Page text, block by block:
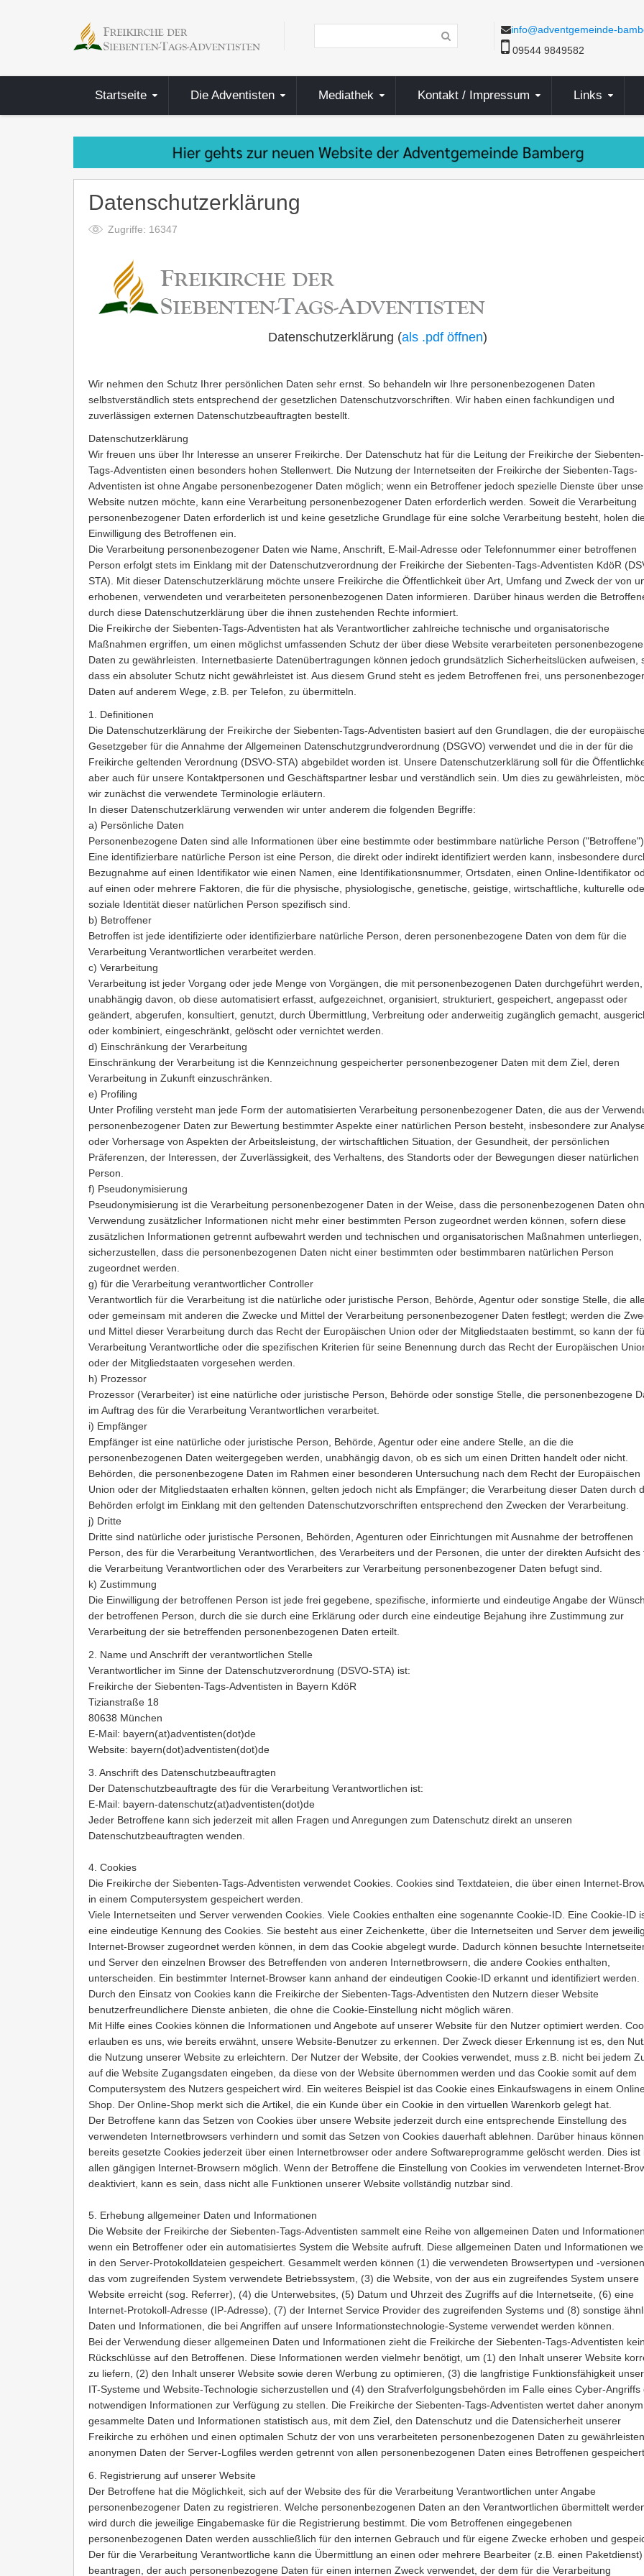
info@adventgemeinde-
09544 9849582
Startseite Die Adventisten Mediathek Kontakt / Impressum Links
Datenschutzerklärung
Zugriffe: 16347
Datenschutzerklärung (als .pdf öffnen)
Wir nehmen den Schutz Ihrer persönlichen Daten sehr ernst. So behandeln wir Ihre personenbezogenen Daten
selbstverständlich stets entsprechend der gesetzlichen Datenschutzvorschriften. Wir haben einen fachkundigen und
zuverlässigen externen Datenschutzbeauftragten bestellt.
Datenschutzerklärung
Wir freuen uns über Ihr Interesse an unserer Freikirche. Der Datenschutz hat für die Leitung der Freikirche der Siebenten-
Tags-Adventisten einen besonders hohen Stellenwert. Die Nutzung der Internetseiten der Freikirche der Siebenten-Tags-
Adventisten ist ohne Angabe personenbezogener Daten möglich; wenn ein Betroffener jedoch spezielle Dienste über
Website nutzen möchte, kann eine Verarbeitung personenbezogener Daten erforderlich werden. Soweit die Verarbeitung
personenbezogener Daten erforderlich ist und keine gesetzliche Grundlage für eine solche Verarbeitung besteht, holen
Einwilligung des Betroffenen ein.
Die Verarbeitung personenbezogener Daten wie Name, Anschrift, E-Mail-Adresse oder Telefonnummer einer betroffenen
Person erfolgt stets im Einklang mit der Datenschutzverordnung der Freikirche der Siebenten-Tags-Adventisten KdöR
STA). Mit dieser Datenschutzerklärung möchte unsere Freikirche die Öffentlichkeit über Art, Umfang und Zweck der von
erhobenen, verwendeten und verarbeiteten personenbezogenen Daten informieren. Darüber hinaus werden die
durch diese Datenschutzerklärung über die ihnen zustehenden Rechte informiert.
Die Freikirche der Siebenten-Tags-Adventisten hat als Verantwortlicher zahlreiche technische und organisatorische
Maßnahmen ergriffen, um einen möglichst umfassenden Schutz der über diese Website verarbeiteten
Daten zu gewährleisten. Internetbasierte Datenübertragungen können jedoch grundsätzlich Sicherheitslücken aufweisen,
dass ein absoluter Schutz nicht gewährleistet ist. Aus diesem Grund steht es jedem Betroffenen frei, uns
Daten auf anderem Wege, z.B. per Telefon, zu übermitteln.
1. Definitionen
Die Datenschutzerklärung der Freikirche der Siebenten-Tags-Adventisten basiert auf den Grundlagen, die der
Gesetzgeber für die Annahme der Allgemeinen Datenschutzgrundverordnung (DSGVO) verwendet und die in der für die
Freikirche geltenden Verordnung (DSVO-STA) abgebildet worden ist. Unsere Datenschutzerklärung soll für die
aber auch für unsere Kontaktpersonen und Geschäftspartner lesbar und verständlich sein. Um dies zu gewährleisten,
wir zunächst die verwendete Terminologie erläutern.
In dieser Datenschutzerklärung verwenden wir unter anderem die folgenden Begriffe:
a) Persönliche Daten
Personenbezogene Daten sind alle Informationen über eine bestimmte oder bestimmbare natürliche Person ("Betroffene").
Eine identifizierbare natürliche Person ist eine Person, die direkt oder indirekt identifiziert werden kann, insbesondere
Bezugnahme auf einen Identifikator wie einen Namen, eine Identifikationsnummer, Ortsdaten, einen Online-Identifikator
auf einen oder mehrere Faktoren, die für die physische, physiologische, genetische, geistige, wirtschaftliche, kulturelle
soziale Identität dieser natürlichen Person spezifisch sind.
b) Betroffener
Betroffen ist jede identifizierte oder identifizierbare natürliche Person, deren personenbezogene Daten von dem für die
Verarbeitung Verantwortlichen verarbeitet werden.
c) Verarbeitung
Verarbeitung ist jeder Vorgang oder jede Menge von Vorgängen, die mit personenbezogenen Daten durchgeführt werden,
unabhängig davon, ob diese automatisiert erfasst, aufgezeichnet, organisiert, strukturiert, gespeichert, angepasst oder
geändert, abgerufen, konsultiert, genutzt, durch Übermittlung, Verbreitung oder anderweitig zugänglich gemacht,
oder kombiniert, eingeschränkt, gelöscht oder vernichtet werden.
d) Einschränkung der Verarbeitung
Einschränkung der Verarbeitung ist die Kennzeichnung gespeicherter personenbezogener Daten mit dem Ziel, deren
Verarbeitung in Zukunft einzuschränken.
e) Profiling
Unter Profiling versteht man jede Form der automatisierten Verarbeitung personenbezogener Daten, die aus der
personenbezogener Daten zur Bewertung bestimmter Aspekte einer natürlichen Person besteht, insbesondere zur
oder Vorhersage von Aspekten der Arbeitsleistung, der wirtschaftlichen Situation, der Gesundheit, der persönlichen
Präferenzen, der Interessen, der Zuverlässigkeit, des Verhaltens, des Standorts oder der Bewegungen dieser natürlichen
Person.
f) Pseudonymisierung
Pseudonymisierung ist die Verarbeitung personenbezogener Daten in der Weise, dass die personenbezogenen Daten
Verwendung zusätzlicher Informationen nicht mehr einer bestimmten Person zugeordnet werden können, sofern diese
zusätzlichen Informationen getrennt aufbewahrt werden und technischen und organisatorischen Maßnahmen unterliegen,
sicherzustellen, dass die personenbezogenen Daten nicht einer bestimmten oder bestimmbaren natürlichen Person
zugeordnet werden.
g) für die Verarbeitung verantwortlicher Controller
Verantwortlich für die Verarbeitung ist die natürliche oder juristische Person, Behörde, Agentur oder sonstige Stelle, die
oder gemeinsam mit anderen die Zwecke und Mittel der Verarbeitung personenbezogener Daten festlegt; werden die
und Mittel dieser Verarbeitung durch das Recht der Europäischen Union oder der Mitgliedstaaten bestimmt, so kann der
Verarbeitung Verantwortliche oder die spezifischen Kriterien für seine Benennung durch das Recht der Europäischen
oder der Mitgliedstaaten vorgesehen werden.
h) Prozessor
Prozessor (Verarbeiter) ist eine natürliche oder juristische Person, Behörde oder sonstige Stelle, die personenbezogene
im Auftrag des für die Verarbeitung Verantwortlichen verarbeitet.
i) Empfänger
Empfänger ist eine natürliche oder juristische Person, Behörde, Agentur oder eine andere Stelle, an die die
personenbezogenen Daten weitergegeben werden, unabhängig davon, ob es sich um einen Dritten handelt oder nicht.
Behörden, die personenbezogene Daten im Rahmen einer besonderen Untersuchung nach dem Recht der Europäischen
Union oder der Mitgliedstaaten erhalten können, gelten jedoch nicht als Empfänger; die Verarbeitung dieser Daten durch
Behörden erfolgt im Einklang mit den geltenden Datenschutzvorschriften entsprechend den Zwecken der Verarbeitung.
j) Dritte
Dritte sind natürliche oder juristische Personen, Behörden, Agenturen oder Einrichtungen mit Ausnahme der betroffenen
Person, des für die Verarbeitung Verantwortlichen, des Verarbeiters und der Personen, die unter der direkten Aufsicht des
die Verarbeitung Verantwortlichen oder des Verarbeiters zur Verarbeitung personenbezogener Daten befugt sind.
k) Zustimmung
Die Einwilligung der betroffenen Person ist jede frei gegebene, spezifische, informierte und eindeutige Angabe der
der betroffenen Person, durch die sie durch eine Erklärung oder durch eine eindeutige Bejahung ihre Zustimmung zur
Verarbeitung der sie betreffenden personenbezogenen Daten erteilt.
2. Name und Anschrift der verantwortlichen Stelle
Verantwortlicher im Sinne der Datenschutzverordnung (DSVO-STA) ist:
Freikirche der Siebenten-Tags-Adventisten in Bayern KdöR
Tizianstraße 18
80638 München
E-Mail: bayern(at)adventisten(dot)de
Website: bayern(dot)adventisten(dot)de
3. Anschrift des Datenschutzbeauftragten
Der Datenschutzbeauftragte des für die Verarbeitung Verantwortlichen ist:
E-Mail: bayern-datenschutz(at)adventisten(dot)de
Jeder Betroffene kann sich jederzeit mit allen Fragen und Anregungen zum Datenschutz direkt an unseren
Datenschutzbeauftragten wenden.
4. Cookies
Die Freikirche der Siebenten-Tags-Adventisten verwendet Cookies. Cookies sind Textdateien, die über einen Internet-
in einem Computersystem gespeichert werden.
Viele Internetseiten und Server verwenden Cookies. Viele Cookies enthalten eine sogenannte Cookie-ID. Eine Cookie-ID
eine eindeutige Kennung des Cookies. Sie besteht aus einer Zeichenkette, über die Internetseiten und Server dem
Internet-Browser zugeordnet werden können, in dem das Cookie abgelegt wurde. Dadurch können besuchte
und Server den einzelnen Browser des Betreffenden von anderen Internetbrowsern, die andere Cookies enthalten,
unterscheiden. Ein bestimmter Internet-Browser kann anhand der eindeutigen Cookie-ID erkannt und identifiziert werden.
Durch den Einsatz von Cookies kann die Freikirche der Siebenten-Tags-Adventisten den Nutzern dieser Website
benutzerfreundlichere Dienste anbieten, die ohne die Cookie-Einstellung nicht möglich wären.
Mit Hilfe eines Cookies können die Informationen und Angebote auf unserer Website für den Nutzer optimiert werden.
erlauben es uns, wie bereits erwähnt, unsere Website-Benutzer zu erkennen. Der Zweck dieser Erkennung ist es, den
die Nutzung unserer Website zu erleichtern. Der Nutzer der Website, der Cookies verwendet, muss z.B. nicht bei jedem
auf die Website Zugangsdaten eingeben, da diese von der Website übernommen werden und das Cookie somit auf dem
Computersystem des Nutzers gespeichert wird. Ein weiteres Beispiel ist das Cookie eines Einkaufswagens in einem
Shop. Der Online-Shop merkt sich die Artikel, die ein Kunde über ein Cookie in den virtuellen Warenkorb gelegt hat.
Der Betroffene kann das Setzen von Cookies über unsere Website jederzeit durch eine entsprechende Einstellung des
verwendeten Internetbrowsers verhindern und somit das Setzen von Cookies dauerhaft ablehnen. Darüber hinaus können
bereits gesetzte Cookies jederzeit über einen Internetbrowser oder andere Softwareprogramme gelöscht werden. Dies ist
allen gängigen Internet-Browsern möglich. Wenn der Betroffene die Einstellung von Cookies im verwendeten Internet-
deaktiviert, kann es sein, dass nicht alle Funktionen unserer Website vollständig nutzbar sind.
5. Erhebung allgemeiner Daten und Informationen
Die Website der Freikirche der Siebenten-Tags-Adventisten sammelt eine Reihe von allgemeinen Daten und Informationen,
wenn ein Betroffener oder ein automatisiertes System die Website aufruft. Diese allgemeinen Daten und Informationen
in den Server-Protokolldateien gespeichert. Gesammelt werden können (1) die verwendeten Browsertypen und -
das vom zugreifenden System verwendete Betriebssystem, (3) die Website, von der aus ein zugreifendes System unsere
Website erreicht (sog. Referrer), (4) die Unterwebsites, (5) Datum und Uhrzeit des Zugriffs auf die Internetseite, (6) eine
Internet-Protokoll-Adresse (IP-Adresse), (7) der Internet Service Provider des zugreifenden Systems und (8) sonstige
Daten und Informationen, die bei Angriffen auf unsere Informationstechnologie-Systeme verwendet werden können.
Bei der Verwendung dieser allgemeinen Daten und Informationen zieht die Freikirche der Siebenten-Tags-Adventisten
Rückschlüsse auf den Betroffenen. Diese Informationen werden vielmehr benötigt, um (1) den Inhalt unserer Website
zu liefern, (2) den Inhalt unserer Website sowie deren Werbung zu optimieren, (3) die langfristige Funktionsfähigkeit
IT-Systeme und Website-Technologie sicherzustellen und (4) den Strafverfolgungsbehörden im Falle eines Cyber-Angriffs
notwendigen Informationen zur Verfügung zu stellen. Die Freikirche der Siebenten-Tags-Adventisten wertet daher anonym
gesammelte Daten und Informationen statistisch aus, mit dem Ziel, den Datenschutz und die Datensicherheit unserer
Freikirche zu erhöhen und einen optimalen Schutz der von uns verarbeiteten personenbezogenen Daten zu
anonymen Daten der Server-Logfiles werden getrennt von allen personenbezogenen Daten eines Betroffenen gespeichert.
6. Registrierung auf unserer Website
Der Betroffene hat die Möglichkeit, sich auf der Website des für die Verarbeitung Verantwortlichen unter Angabe
personenbezogener Daten zu registrieren. Welche personenbezogenen Daten an den Verantwortlichen übermittelt
wird durch die jeweilige Eingabemaske für die Registrierung bestimmt. Die vom Betroffenen eingegebenen
personenbezogenen Daten werden ausschließlich für den internen Gebrauch und für eigene Zwecke erhoben und
Der für die Verarbeitung Verantwortliche kann die Übermittlung an einen oder mehrere Bearbeiter (z.B. einen Paketdienst)
beantragen, der auch personenbezogene Daten für einen internen Zweck verwendet, der dem für die Verarbeitung